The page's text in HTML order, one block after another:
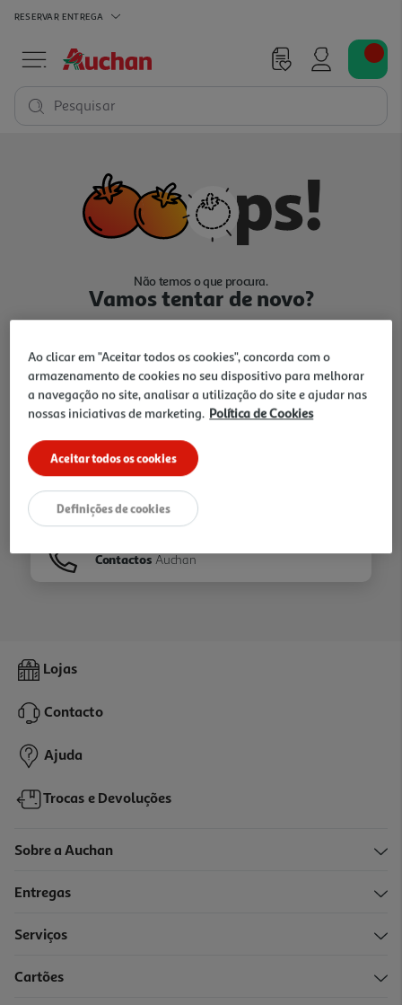
RESERVAR ENTREGA
Pesquisar
Não temos o que procura.
Vamos tentar de novo?
Ir para Homepage
Folhetos
Contactos Auchan
Lojas
Contacto
Ajuda
Trocas e Devoluções
Sobre a Auchan
Entregas
Serviços
Cartões
Ao clicar em "Aceitar todos os cookies", concorda com o
armazenamento de cookies no seu dispositivo para melhorar
a navegação no site, analisar a utilização do site e ajudar nas
nossas iniciativas de marketing. Política de Cookies
Aceitar todos os cookies
Definições de cookies